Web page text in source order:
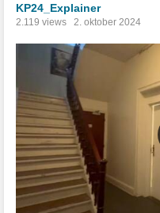
KP24_Explainer
2.119 views 2. oktober 2024